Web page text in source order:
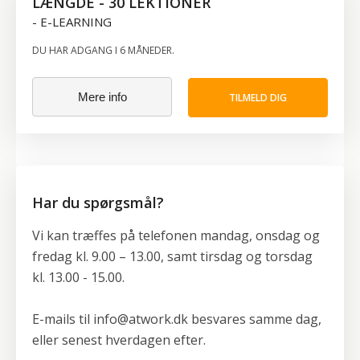
- E-LEARNING
DU HAR ADGANG I 6 MÅNEDER.
Mere info TILMELD DIG
Har du spørgsmål?
Vi kan træffes på telefonen mandag, onsdag og
fredag kl. 9.00 – 13.00, samt tirsdag og torsdag
kl. 13.00 - 15.00.
E-mails til info@atwork.dk besvares samme dag,
eller senest hverdagen efter.